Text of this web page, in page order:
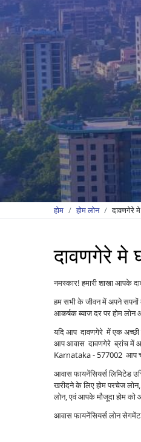
होम होम लोन दावणगेरे
दावणगेरे मे
नमस्कार! हमारी शाखा आपके
हम सभी के जीवन में अपने सपनों
आकर्षक ब्याज दर पर होम
यदि आप दावणगेरे में एक अच्छी
आप आवास दावणगेरे ब्रांच में
Karnataka - 577002 आप
आवास फायनेंसियर्स लिमिटेड
खरीदने के लिए होम परचेज लोन,
लोन, एवं आपके मौजूदा होम
आवास फायनेंसियर्स लोन